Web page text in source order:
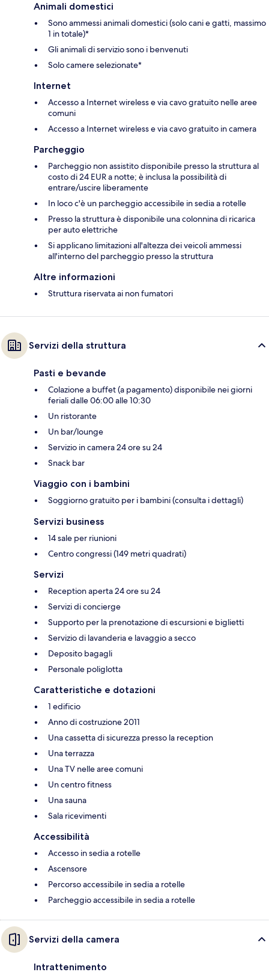
Animali domestici
Sono ammessi animali domestici (solo cani e gatti, massimo
1 in totale)*
Gli animali di servizio sono i benvenuti
Solo camere selezionate*
Internet
Accesso a Internet wireless e via cavo gratuito nelle aree
comuni
Accesso a Internet wireless e via cavo gratuito in camera
Parcheggio
Parcheggio non assistito disponibile presso la struttura al
costo di 24 EUR a notte; è inclusa la possibilità di
entrare/uscire liberamente
In loco c'è un parcheggio accessibile in sedia a rotelle
Presso la struttura è disponibile una colonnina di ricarica
per auto elettriche
Si applicano limitazioni all'altezza dei veicoli ammessi
all'interno del parcheggio presso la struttura
Altre informazioni
Struttura riservata ai non fumatori
Servizi della struttura
Pasti e bevande
Colazione a buffet (a pagamento) disponibile nei giorni
feriali dalle 06:00 alle 10:30
Un ristorante
Un bar/lounge
Servizio in camera 24 ore su 24
Snack bar
Viaggio con i bambini
Soggiorno gratuito per i bambini (consulta i dettagli)
Servizi business
14 sale per riunioni
Centro congressi (149 metri quadrati)
Servizi
Reception aperta 24 ore su 24
Servizi di concierge
Supporto per la prenotazione di escursioni e biglietti
Servizio di lavanderia e lavaggio a secco
Deposito bagagli
Personale poliglotta
Caratteristiche e dotazioni
1 edificio
Anno di costruzione 2011
Una cassetta di sicurezza presso la reception
Una terrazza
Una TV nelle aree comuni
Un centro fitness
Una sauna
Sala ricevimenti
Accessibilità
Accesso in sedia a rotelle
Ascensore
Percorso accessibile in sedia a rotelle
Parcheggio accessibile in sedia a rotelle
Servizi della camera
Intrattenimento